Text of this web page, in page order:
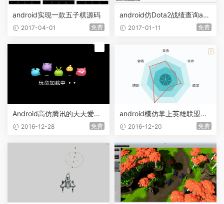
android实现一款五子棋源码
2017-04-01 免费
android仿Dota2战绩查询ap
p、DotaMax+
2017-01-11 免费
Android高仿腾讯的天天爱消
除 2016-12-28 免费
android模仿掌上英雄联盟能
力分析效果
2016-12-20 免费